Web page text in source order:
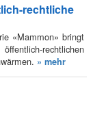
rechtliche
«Mammon» bringt
rechtlichen
» mehr